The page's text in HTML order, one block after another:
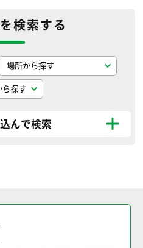
検索する
んで検索